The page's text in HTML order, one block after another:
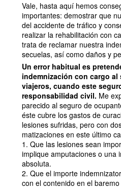
Vale, hasta aquí hemos
importantes: demostrar que
del accidente de tráfico y
realizar la rehabilitación con
trata de reclamar nuestra
secuelas, así como daños y
Un error habitual es
indemnización con cargo
viajeros, cuando este
responsabilidad civil. Me
parecido al seguro de
éste cubre los gastos de
lesiones sufridas, pero con
matizaciones en este último
1. Que las lesiones sean
implique amputaciones o una
absoluta.
2. Que el importe
con el contenido en el